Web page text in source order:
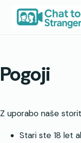
Preskoči
Pogoji
Z uporabo naše
Stari ste 18 let